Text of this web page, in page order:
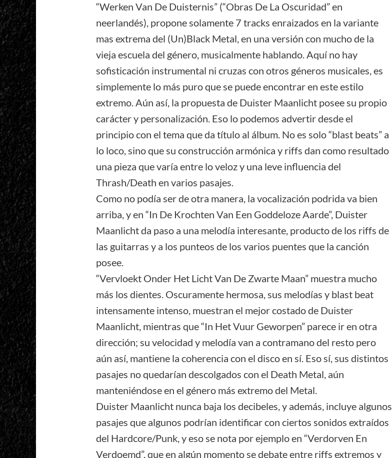
“Werken Van De Duisternis” (“Obras De La Oscuridad” en
neerlandés), propone solamente 7 tracks enraizados en la variante
mas extrema del (Un)Black Metal, en una versión con mucho de la
vieja escuela del género, musicalmente hablando. Aquí no hay
sofisticación instrumental ni cruzas con otros géneros musicales, es
simplemente lo más puro que se puede encontrar en este estilo
extremo. Aún así, la propuesta de Duister Maanlicht posee su propio
carácter y personalización. Eso lo podemos advertir desde el
principio con el tema que da título al álbum. No es solo “blast beats” a
lo loco, sino que su construcción armónica y riffs dan como resultado
una pieza que varía entre lo veloz y una leve influencia del
Thrash/Death en varios pasajes.
Como no podía ser de otra manera, la vocalización podrida va bien
arriba, y en “In De Krochten Van Een Goddeloze Aarde”, Duister
Maanlicht da paso a una melodía interesante, producto de los riffs de
las guitarras y a los punteos de los varios puentes que la canción
posee.
“Vervloekt Onder Het Licht Van De Zwarte Maan” muestra mucho
más los dientes. Oscuramente hermosa, sus melodías y blast beat
intensamente intenso, muestran el mejor costado de Duister
Maanlicht, mientras que “In Het Vuur Geworpen” parece ir en otra
dirección; su velocidad y melodía van a contramano del resto pero
aún así, mantiene la coherencia con el disco en sí. Eso sí, sus distintos
pasajes no quedarían descolgados con el Death Metal, aún
manteniéndose en el género más extremo del Metal.
Duister Maanlicht nunca baja los decibeles, y además, incluye algunos
pasajes que algunos podrían identificar con ciertos sonidos extraídos
del Hardcore/Punk, y eso se nota por ejemplo en “Verdorven En
Verdoemd”, que en algún momento se debate entre riffs extremos y